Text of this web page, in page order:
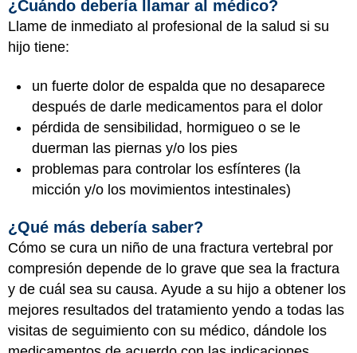
¿Cuándo debería llamar al médico?
Llame de inmediato al profesional de la salud si su
hijo tiene:
un fuerte dolor de espalda que no desaparece
después de darle medicamentos para el dolor
pérdida de sensibilidad, hormigueo o se le
duerman las piernas y/o los pies
problemas para controlar los esfínteres (la
micción y/o los movimientos intestinales)
¿Qué más debería saber?
Cómo se cura un niño de una fractura vertebral por
compresión depende de lo grave que sea la fractura
y de cuál sea su causa. Ayude a su hijo a obtener los
mejores resultados del tratamiento yendo a todas las
visitas de seguimiento con su médico, dándole los